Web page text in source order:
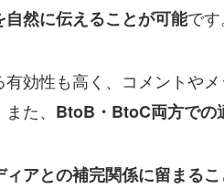
然に伝えることが可能です
効性も高く、コメントや
た、 BtoB・BtoC両方での
アとの補完関係に留まる